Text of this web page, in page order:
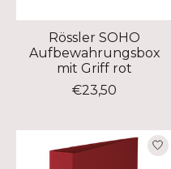
Rössler SOHO
Aufbewahrungsbox
mit Griff rot
€23,50